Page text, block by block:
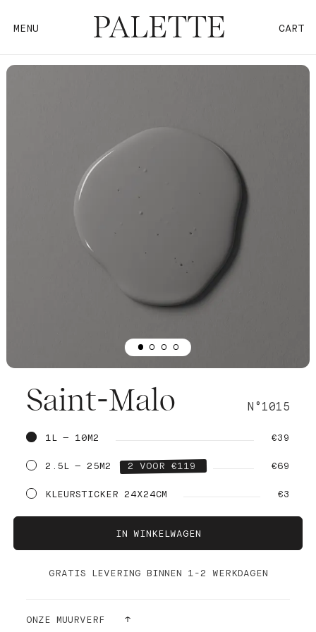
MENU CART
Saint-Malo N°1015
1L — 10M2 €39
2.5L — 25M2 2 VOOR €119 €69
KLEURSTICKER 24X24CM €3
IN WINKELWAGEN
GRATIS LEVERING BINNEN 1-2 WERKDAGEN
ONZE MUURVERF